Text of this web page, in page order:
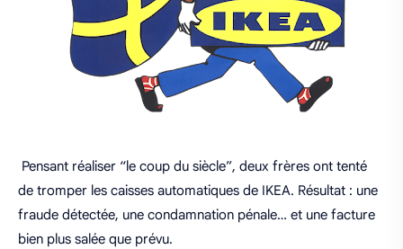
Pensant réaliser “le coup du siècle”, deux frères ont tenté
de tromper les caisses automatiques de IKEA. Résultat : une
fraude détectée, une condamnation pénale… et une facture
bien plus salée que prévu.